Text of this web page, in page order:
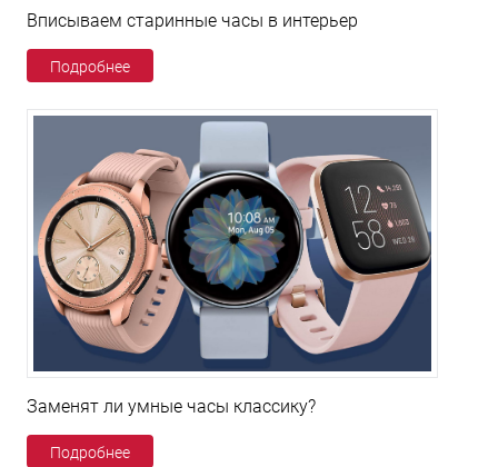
Вписываем старинные часы в интерьер
Подробнее
Заменят ли умные часы классику?
Подробнее